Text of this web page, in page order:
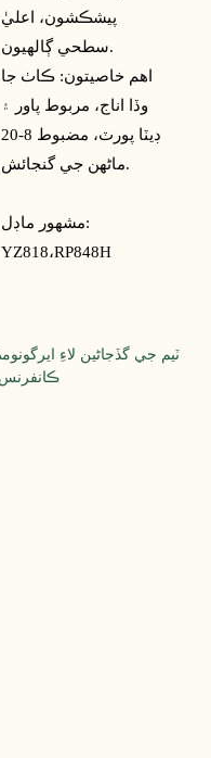
پيشڪشون، اعليٰ
سطحي ڳالهيون.
اهم خاصيتون: ڪاٺ جا
وڏا اناج، مربوط پاور ۽
ڊيٽا پورٽ، مضبوط 8-20
ماڻهن جي گنجائش.
مشهور ماڊل:
YZ818،RP848H